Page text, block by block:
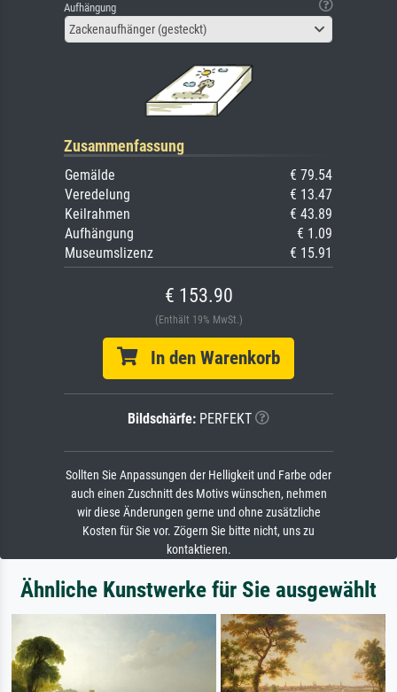
Aufhängung
Zackenaufhänger (gesteckt)
Zusammenfassung
Gemälde
€ 79.54
Veredelung
€ 13.47
Keilrahmen
€ 43.89
Aufhängung
€ 1.09
Museumslizenz
€ 15.91
€ 153.90
(Enthält 19% MwSt.)
In den Warenkorb
Bildschärfe: PERFEKT
Sollten Sie Anpassungen der Helligkeit und Farbe oder
auch einen Zuschnitt des Motivs wünschen, nehmen
wir diese Änderungen gerne und ohne zusätzliche
Kosten für Sie vor. Zögern Sie bitte nicht, uns zu
kontaktieren.
Ähnliche Kunstwerke für Sie ausgewählt